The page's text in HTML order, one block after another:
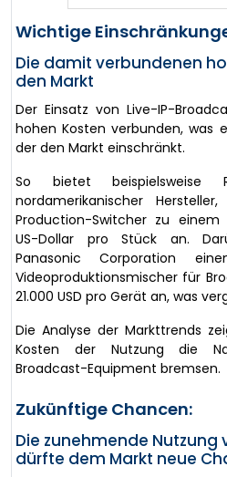
Wichtige
Die damit verbundenen
den Markt
Der Einsatz von Live-IP-
hohen Kosten verbunden, was
der den Markt einschränkt.
So bietet
nordamerikanischer
Production-Switcher zu einem
US-Dollar pro Stück an.
Panasonic Corporation
Videoproduktionsmischer für
21.000 USD pro Gerät an, was
Die Analyse der Markttrends
Kosten der Nutzung die
Broadcast-Equipment bremsen.
Zukünftige Chancen:
Die zunehmende Nutzung
dürfte dem Markt neue